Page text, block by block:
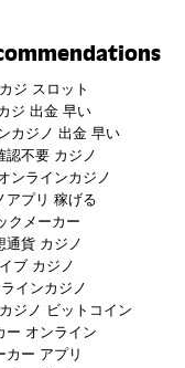
ジ スロット
ジ 出金 早い
カジノ 出金 早い
認不要 カジノ
ンラインカジノ
アプリ 稼げる
クメーカー
通貨 カジノ
ブ カジノ
インカジノ
ジノ ビットコイン
ー オンライン
カー アプリ